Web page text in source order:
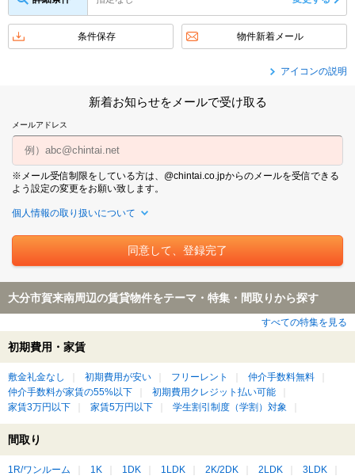
条件保存 物件新着メール
アイコンの説明
新着お知らせをメールで受け取る
メールアドレス
※メール受信制限をしている方は、@chintai.co.jpからのメールを受信できる
よう設定の変更をお願い致します。
個人情報の取り扱いについて
大分市賀来南周辺の賃貸物件をテーマ・特集・間取りから探す
すべての特集を見る
初期費用・家賃
敷金礼金なし 初期費用が安い フリーレント
仲介手数料無料
仲介手数料が家賃の55%以下
初期費用クレジット払い可能
家賃3万円以下
家賃5万円以下 学生割引制度（学割）対象
間取り
1R/ワンルーム 1K 1DK 1LDK 2K/2DK 2LDK 3LDK